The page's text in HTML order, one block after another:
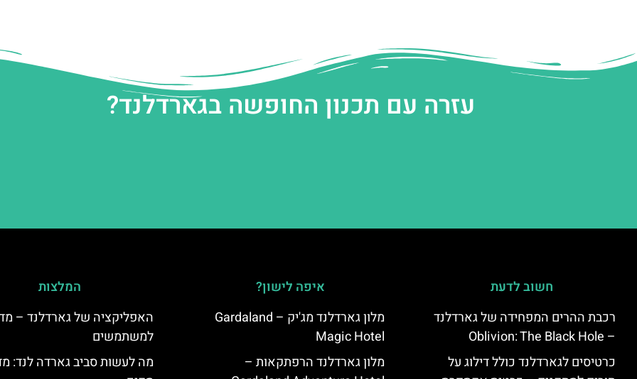
עזרה עם תכנון החופשה בגארדלנד?
חשוב לדעת
רכבת ההרים המפחידה של גארדלנד
– Oblivion: The Black Hole
כרטיסים לגארדלנד כולל דילוג על
איפה לישון?
מלון גארדלנד מג'יק – Gardaland
Magic Hotel
מלון גארדלנד הרפתקאות –
המלצות
האפליקציה של גארדלנד –
למשתמשים
מה לעשות סביב גארדה לנד: